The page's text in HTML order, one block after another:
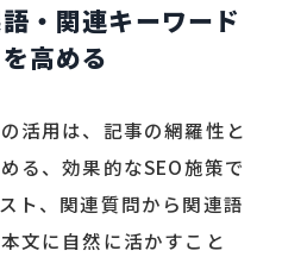
・関連キーワード
高める
活用は、記事の網羅性と
る、効果的なSEO施策で
ト、関連質問から関連語
文に自然に活かすこと